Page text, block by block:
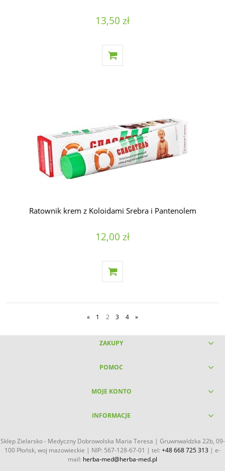
13,50 zł
Ratownik krem z Koloidami Srebra i Pantenolem
12,00 zł
« 1 2 3 4 »
ZAKUPY
POMOC
MOJE KONTO
INFORMACJE
Sklep Zielarsko - Medyczny Dobrowolska Maria Teresa | Gruwnwaldzka 22b, 09-
100 Płońsk, woj mazowieckie | NIP: 567-128-67-01 | tel: +48 668 725 313 | e-
mail: herba-med@herba-med.pl